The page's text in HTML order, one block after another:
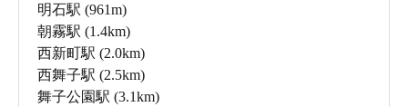
明石駅 (961m)
朝霧駅 (1.4km)
西新町駅 (2.0km)
西舞子駅 (2.5km)
舞子公園駅 (3.1km)